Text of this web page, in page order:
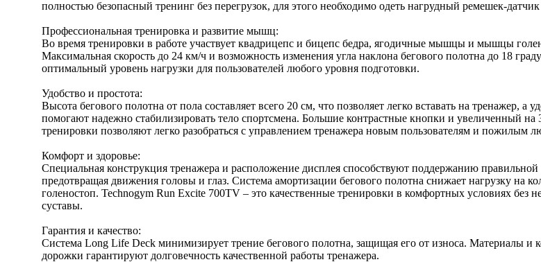
полностью безопасный тренинг без перегрузок, для этого необходимо одеть нагрудный ремешек-
Профессиональная тренировка и развитие мышц:
Во время тренировки в работе участвует квадрицепс и бицепс бедра, ягодичные мышцы и мышцы
Максимальная скорость до 24 км/ч и возможность изменения угла наклона бегового полотна до 18
оптимальный уровень нагрузки для пользователей любого уровня подготовки.
Удобство и простота:
Высота бегового полотна от пола составляет всего 20 см, что позволяет легко вставать на тренажер, а
помогают надежно стабилизировать тело спортсмена. Большие контрастные кнопки и увеличенный на
тренировки позволяют легко разобраться с управлением тренажера новым пользователям и пожилым
Комфорт и здоровье:
Специальная конструкция тренажера и расположение дисплея способствуют поддержанию
предотвращая движения головы и глаз. Система амортизации бегового полотна снижает нагрузку на
голеностоп. Technogym Run Excite 700TV – это качественные тренировки в комфортных условиях без
суставы.
Гарантия и качество:
Система Long Life Deck минимизирует трение бегового полотна, защищая его от износа. Материалы и
дорожки гарантируют долговечность качественной работы тренажера.